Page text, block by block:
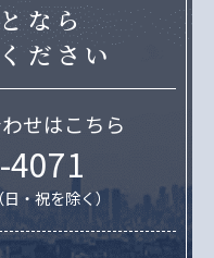
なら
ださい
せはこちら
・祝を除く）